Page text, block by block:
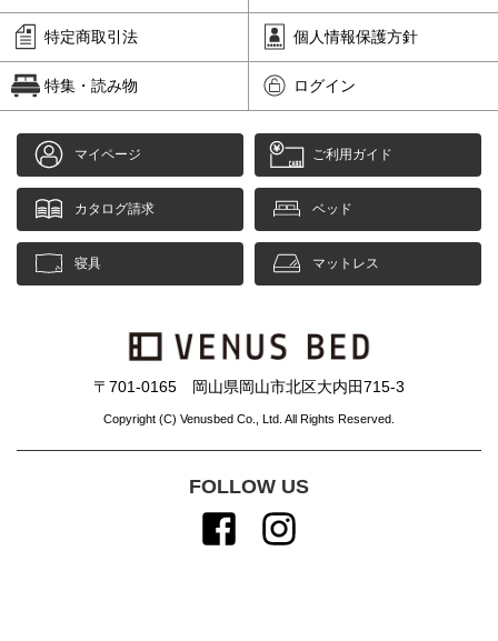
特定商取引法 個人情報保護方針
特集・読み物 ログイン
マイページ ご利用ガイド
カタログ請求 ベッド
寝具 マットレス
〒701-0165 岡山県岡山市北区大内田715-3
Copyright (C) Venusbed Co., Ltd. All Rights Reserved.
FOLLOW US